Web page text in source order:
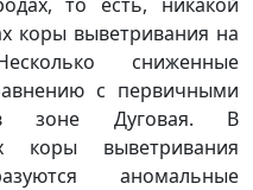
коры выветривания на
сниженные
с первичными
зоне Дуговая. В
коры выветривания
аномальные